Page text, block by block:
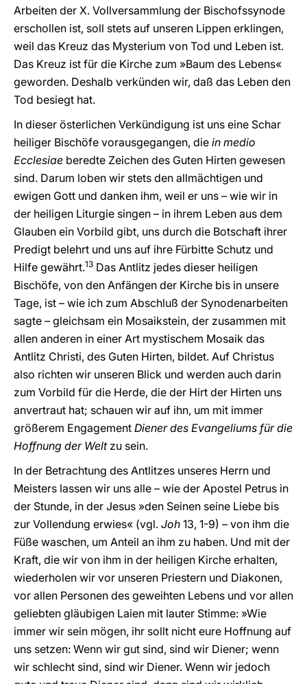
Arbeiten der X. Vollversammlung der Bischofssynode
erschollen ist, soll stets auf unseren Lippen erklingen,
weil das Kreuz das Mysterium von Tod und Leben ist.
Das Kreuz ist für die Kirche zum »Baum des Lebens«
geworden. Deshalb verkünden wir, daß das Leben den
Tod besiegt hat.
In dieser österlichen Verkündigung ist uns eine Schar
heiliger Bischöfe vorausgegangen, die in medio
Ecclesiae beredte Zeichen des Guten Hirten gewesen
sind. Darum loben wir stets den allmächtigen und
ewigen Gott und danken ihm, weil er uns – wie wir in
der heiligen Liturgie singen – in ihrem Leben aus dem
Glauben ein Vorbild gibt, uns durch die Botschaft ihrer
Predigt belehrt und uns auf ihre Fürbitte Schutz und
Hilfe gewährt.13 Das Antlitz jedes dieser heiligen
Bischöfe, von den Anfängen der Kirche bis in unsere
Tage, ist – wie ich zum Abschluß der Synodenarbeiten
sagte – gleichsam ein Mosaikstein, der zusammen mit
allen anderen in einer Art mystischem Mosaik das
Antlitz Christi, des Guten Hirten, bildet. Auf Christus
also richten wir unseren Blick und werden auch darin
zum Vorbild für die Herde, die der Hirt der Hirten uns
anvertraut hat; schauen wir auf ihn, um mit immer
größerem Engagement Diener des Evangeliums für die
Hoffnung der Welt zu sein.
In der Betrachtung des Antlitzes unseres Herrn und
Meisters lassen wir uns alle – wie der Apostel Petrus in
der Stunde, in der Jesus »den Seinen seine Liebe bis
zur Vollendung erwies« (vgl. Joh 13, 1-9) – von ihm die
Füße waschen, um Anteil an ihm zu haben. Und mit der
Kraft, die wir von ihm in der heiligen Kirche erhalten,
wiederholen wir vor unseren Priestern und Diakonen,
vor allen Personen des geweihten Lebens und vor allen
geliebten gläubigen Laien mit lauter Stimme: »Wie
immer wir sein mögen, ihr sollt nicht eure Hoffnung auf
uns setzen: Wenn wir gut sind, sind wir Diener; wenn
wir schlecht sind, sind wir Diener. Wenn wir jedoch